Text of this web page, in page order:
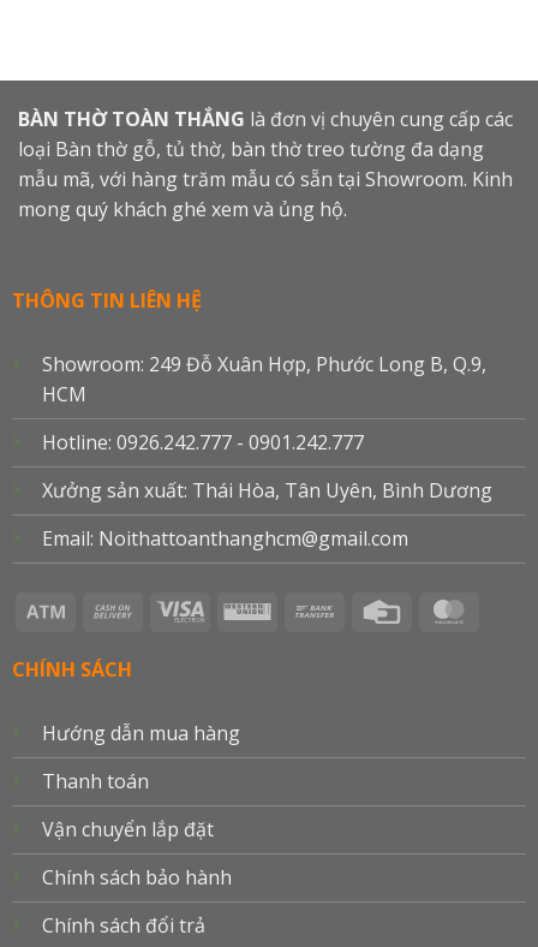
BÀN THỜ TOÀN THẮNG là đơn vị chuyên cung cấp các
loại Bàn thờ gỗ, tủ thờ, bàn thờ treo tường đa dạng
mẫu mã, với hàng trăm mẫu có sẵn tại Showroom. Kinh
mong quý khách ghé xem và ủng hộ.
THÔNG TIN LIÊN HỆ
Showroom: 249 Đỗ Xuân Hợp, Phước Long B, Q.9,
HCM
Hotline: 0926.242.777 - 0901.242.777
Xưởng sản xuất: Thái Hòa, Tân Uyên, Bình Dương
Email: Noithattoanthanghcm@gmail.com
Atm
Cash
Visa
Western
Bank
Credit
CHÍNH SÁCH
Hướng dẫn mua hàng
Thanh toán
Vận chuyển lắp đặt
Chính sách bảo hành
Chính sách đổi trả